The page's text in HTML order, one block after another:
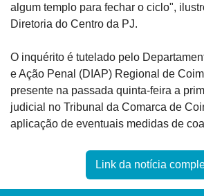
algum templo para fechar o ciclo",
Diretoria do Centro da PJ.
O inquérito é tutelado pelo
e Ação Penal (DIAP) Regional de
presente na passada quinta-feira a
judicial no Tribunal da Comarca de
aplicação de eventuais medidas de
Link da notícia